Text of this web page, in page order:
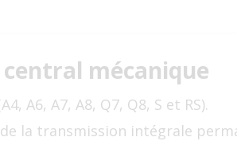
mécanique
A6, A7, A8, Q7, Q8, S et RS).
la transmission intégrale